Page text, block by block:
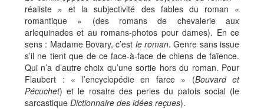
réaliste » et la subjectivité des fables du roman «
romantique » (des romans de chevalerie aux
arlequinades et au romans-photos pour dames). En ce
sens : Madame Bovary, c’est le roman. Genre sans issue
s’il ne tient que de ce face-à-face de chiens de faïence.
Qui n’a d’autre choix qu’une sortie hors du roman. Pour
Flaubert : « l’encyclopédie en farce » (Bouvard et
Pécuchet) et le rosaire des perles du patois social (le
sarcastique Dictionnaire des idées reçues).